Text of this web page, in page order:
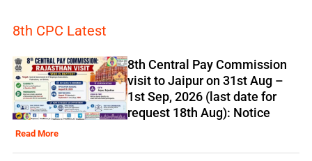
8th CPC Latest
8th Central Pay Commission
visit to Jaipur on 31st Aug –
1st Sep, 2026 (last date for
request 18th Aug): Notice
Read More